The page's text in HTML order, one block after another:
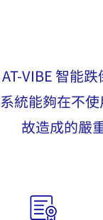
AT-VIBE 智能
系統能夠在不
故造成的嚴